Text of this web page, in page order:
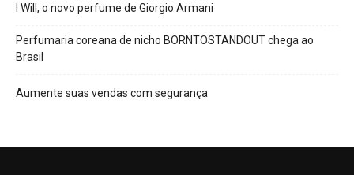
I Will, o novo perfume de Giorgio Armani
Perfumaria coreana de nicho BORNTOSTANDOUT chega ao
Brasil
Aumente suas vendas com segurança